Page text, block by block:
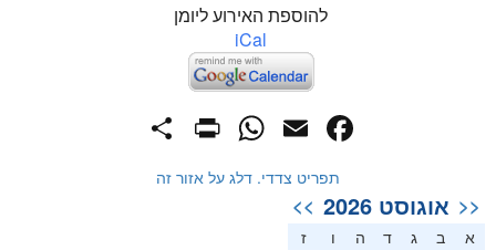
להוספת האירוע ליומן
iCal
Facebook
Email
WhatsApp
תפריט צדדי. דלג על אזור זה
<< אוגוסט 2026 >>
א ב ג ד ה
ז